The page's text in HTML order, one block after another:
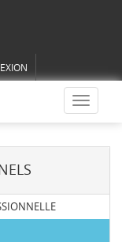
Toggle